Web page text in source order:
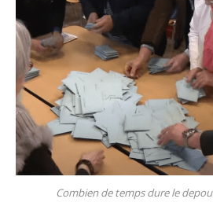
Combien de temps dure le